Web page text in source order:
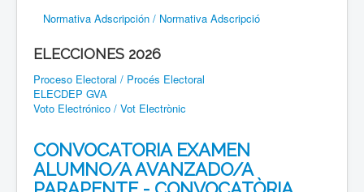
Normativa Adscripción / Normativa Adscripció
ELECCIONES 2026
Proceso Electoral / Procés Electoral
ELECDEP GVA
Voto Electrónico / Vot Electrònic
CONVOCATORIA EXAMEN
ALUMNO/A AVANZADO/A